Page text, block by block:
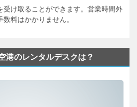
受け取ることができます。営業時間外
料はかかりません。
港のレンタルデスクは？